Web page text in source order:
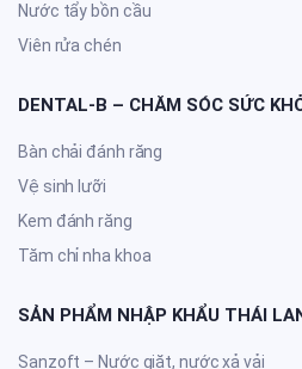
Nước tẩy bồn cầu
Viên rửa chén
DENTAL-B – CHĂM SÓC SỨC
Bàn chải đánh răng
Vệ sinh lưỡi
Kem đánh răng
Tăm chỉ nha khoa
SẢN PHẨM NHẬP KHẨU THÁI
Sanzoft – Nước giặt, nước xả vải